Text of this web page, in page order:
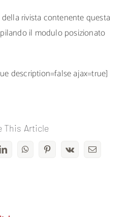
rivista contenente questa
il modulo posizionato
description=false ajax=true]
This Article
LinkedInWhatsAppPinterestVk Email